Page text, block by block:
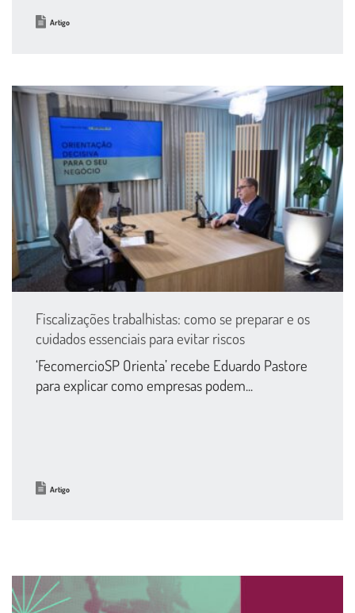
Artigo
Fiscalizações trabalhistas: como se preparar e os
cuidados essenciais para evitar riscos
‘FecomercioSP Orienta’ recebe Eduardo Pastore
para explicar como empresas podem...
Artigo